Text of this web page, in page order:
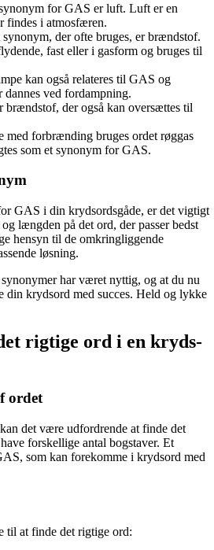
for GAS er luft. Luft er en
findes i atmosfæren.
der ofte bruges, er brændstof.
fast eller i gasform og bruges til
kan også relateres til GAS og
dannes ved fordampning.
brændstof, der også kan oversættes til
med forbrænding bruges ordet røggas
som et synonym for GAS.
GAS i din krydsordsgåde, er det vigtigt
længden på det ord, der passer bedst
hensyn til de omkringliggende
løsning.
har været nyttig, og at du nu
din krydsord med succes. Held og lykke
rigtige ord i en kryds-
ordet
det være udfordrende at finde det
forskellige antal bogstaver. Et
som kan forekomme i krydsord med
til at finde det rigtige ord: